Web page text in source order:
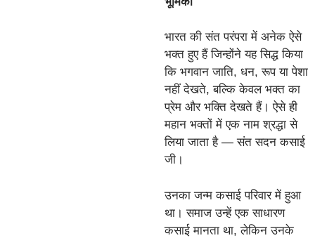
भारत की संत परंपरा में अनेक ऐसे
भक्त हुए हैं जिन्होंने यह सिद्ध किया
कि भगवान जाति, धन, रूप या पेशा
नहीं देखते, बल्कि केवल भक्त का
प्रेम और भक्ति देखते हैं। ऐसे ही
महान भक्तों में एक नाम श्रद्धा से
लिया जाता है — संत सदन कसाई
जी।
उनका जन्म कसाई परिवार में हुआ
था। समाज उन्हें एक साधारण
कसाई मानता था, लेकिन उनके